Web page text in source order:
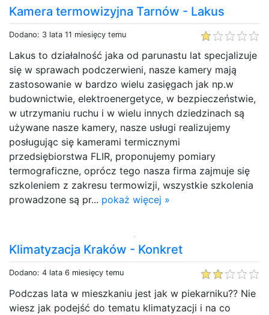
Kamera termowizyjna Tarnów - Lakus
Dodano: 3 lata 11 miesięcy temu
Lakus to działalność jaka od parunastu lat specjalizuje
się w sprawach podczerwieni, nasze kamery mają
zastosowanie w bardzo wielu zasięgach jak np.w
budownictwie, elektroenergetyce, w bezpieczeństwie,
w utrzymaniu ruchu i w wielu innych dziedzinach są
używane nasze kamery, nasze usługi realizujemy
posługując się kamerami termicznymi
przedsiębiorstwa FLIR, proponujemy pomiary
termograficzne, oprócz tego nasza firma zajmuje się
szkoleniem z zakresu termowizji, wszystkie szkolenia
prowadzone są pr... pokaż więcej »
Klimatyzacja Kraków - Konkret
Dodano: 4 lata 6 miesięcy temu
Podczas lata w mieszkaniu jest jak w piekarniku?? Nie
wiesz jak podejść do tematu klimatyzacji i na co